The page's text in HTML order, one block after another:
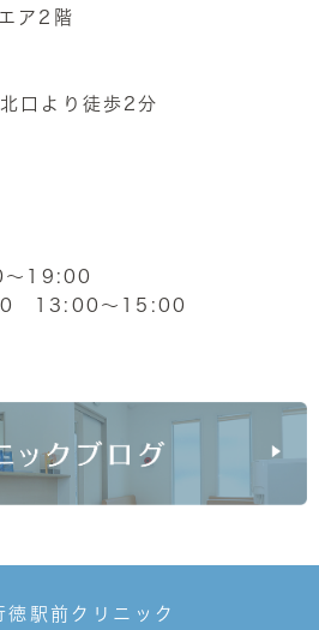
ア2階
口より徒歩2分
19:00
13:00～15:00
駅前クリニック